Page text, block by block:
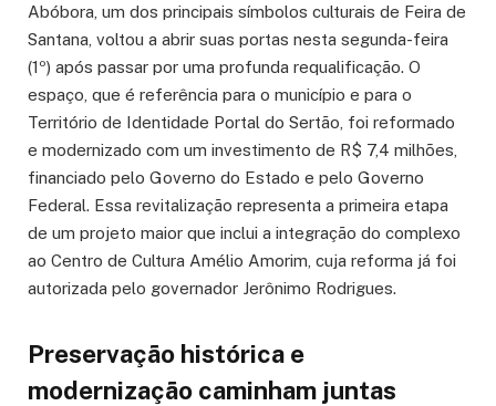
Abóbora, um dos principais símbolos culturais de Feira de
Santana, voltou a abrir suas portas nesta segunda-feira
(1º) após passar por uma profunda requalificação. O
espaço, que é referência para o município e para o
Território de Identidade Portal do Sertão, foi reformado
e modernizado com um investimento de R$ 7,4 milhões,
financiado pelo Governo do Estado e pelo Governo
Federal. Essa revitalização representa a primeira etapa
de um projeto maior que inclui a integração do complexo
ao Centro de Cultura Amélio Amorim, cuja reforma já foi
autorizada pelo governador Jerônimo Rodrigues.
Preservação histórica e
modernização caminham juntas